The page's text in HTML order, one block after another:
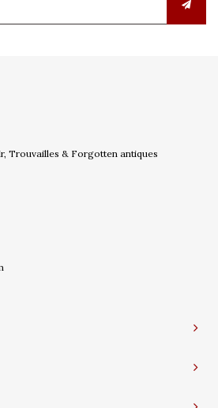
Trouvailles & Forgotten antiques